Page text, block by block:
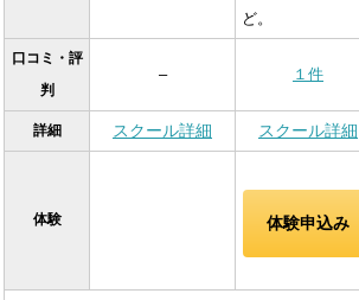
ど。
口コミ・評
判
– １件
詳細 スクール詳細 スクール詳細
体験 体験申込み